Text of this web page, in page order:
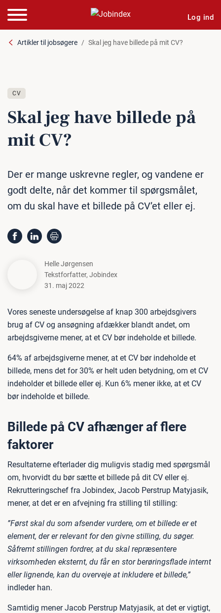
Log ind
Artikler til jobsøgere Skal jeg have billede på mit CV?
CV
Skal jeg have billede på
mit CV?
Der er mange uskrevne regler, og vandene er
godt delte, når det kommer til spørgsmålet,
om du skal have et billede på CV’et eller ej.
Helle Jørgensen
Tekstforfatter, Jobindex
31. maj 2022
Vores seneste undersøgelse af knap 300 arbejdsgivers
brug af CV og ansøgning afdækker blandt andet, om
arbejdsgiverne mener, at et CV bør indeholde et billede.
64% af arbejdsgiverne mener, at et CV bør indeholde et
billede, mens det for 30% er helt uden betydning, om et CV
indeholder et billede eller ej. Kun 6% mener ikke, at et CV
bør indeholde et billede.
Billede på CV afhænger af flere
faktorer
Resultaterne efterlader dig muligvis stadig med spørgsmål
om, hvorvidt du bør sætte et billede på dit CV eller ej.
Rekrutteringschef fra Jobindex, Jacob Perstrup Matyjasik,
mener, at det er en afvejning fra stilling til stilling:
”Først skal du som afsender vurdere, om et billede er et
element, der er relevant for den givne stilling, du søger.
Såfremt stillingen fordrer, at du skal repræsentere
virksomheden eksternt, du får en stor berøringsflade internt
eller lignende, kan du overveje at inkludere et billede,”
indleder han.
Samtidig mener Jacob Perstrup Matyjasik, at det er vigtigt,